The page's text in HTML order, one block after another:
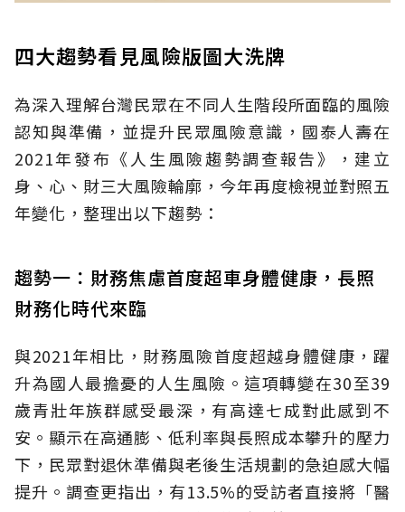
四大趨勢看見風險版圖大洗牌
為深入理解台灣民眾在不同人生階段所面臨的風險
認知與準備，並提升民眾風險意識，國泰人壽在
2021年發布《人生風險趨勢調查報告》，建立
身、心、財三大風險輪廓，今年再度檢視並對照五
年變化，整理出以下趨勢：
趨勢一：財務焦慮首度超車身體健康，長照
財務化時代來臨
與2021年相比，財務風險首度超越身體健康，躍
升為國人最擔憂的人生風險。這項轉變在30至39
歲青壯年族群感受最深，有高達七成對此感到不
安。顯示在高通膨、低利率與長照成本攀升的壓力
下，民眾對退休準備與老後生活規劃的急迫感大幅
提升。調查更指出，有13.5%的受訪者直接將「醫